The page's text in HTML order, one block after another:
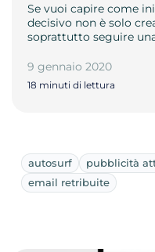
Se vuoi capire come
decisivo non è solo
soprattutto seguire
9 gennaio 2020
18 minuti di lettura
autosurf pubblicità
email retribuite